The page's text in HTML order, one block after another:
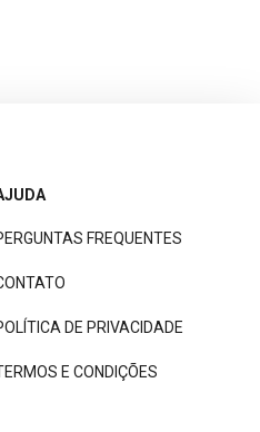
FREQUENTES
DE PRIVACIDADE
E CONDIÇÕES